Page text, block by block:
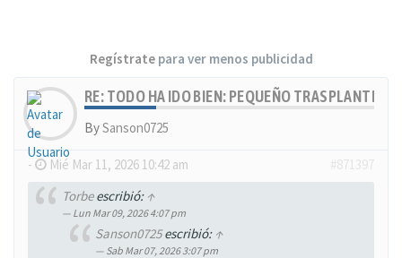
Regístratepara ver menos publicidad
RE: TODO HA IDO BIEN: PEQUEÑO TRASPLANTE,
BySanson0725
- Mié Mar 11, 2026 10:42 am
Torbeescribió: ↑
Lun Mar 09, 2026 4:07 pm
Sanson0725escribió: ↑
Sab Mar 07, 2026 3:07 pm